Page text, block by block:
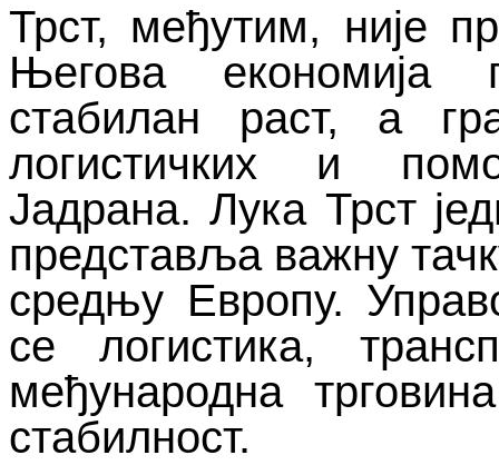
Трст, међутим, није
Његова економија
стабилан раст, а
логистичких и
Јадрана. Лука Трст
представља важну
средњу Европу.
се логистика,
међународна
стабилност.